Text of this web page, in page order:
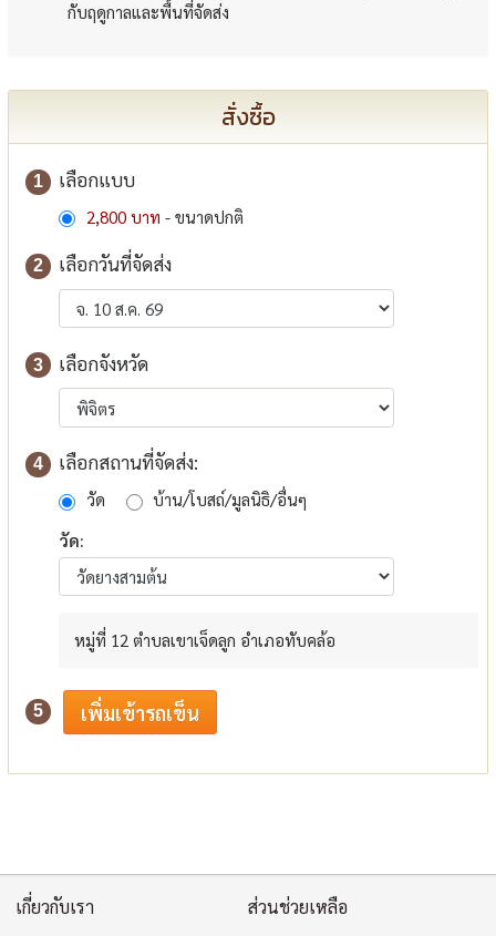
กับฤดูกาลและพื้นที่จัดส่ง
สั่งซื้อ
1 เลือกแบบ
2,800 บาท - ขนาดปกติ
2 เลือกวันที่จัดส่ง
3 เลือกจังหวัด
4 เลือกสถานที่จัดส่ง:
วัด
บ้าน/โบสถ์/มูลนิธิ/อื่นๆ
วัด:
หมู่ที่ 12 ตำบลเขาเจ็ดลูก อำเภอทับคล้อ
5
เกี่ยวกับเรา ส่วนช่วยเหลือ